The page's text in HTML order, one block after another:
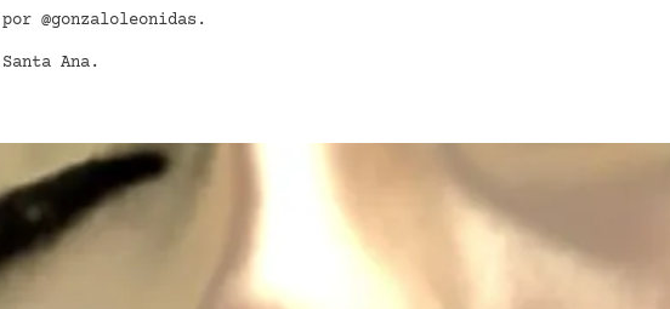
@gonzaloleonidas.
Ana.